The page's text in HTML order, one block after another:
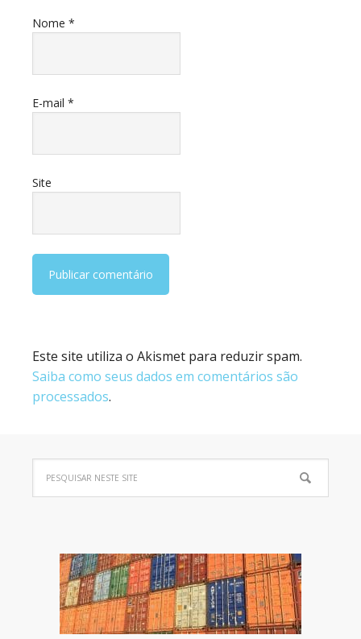
Nome *
E-mail *
Site
Este site utiliza o Akismet para reduzir spam.
Saiba como seus dados em comentários são
processados.